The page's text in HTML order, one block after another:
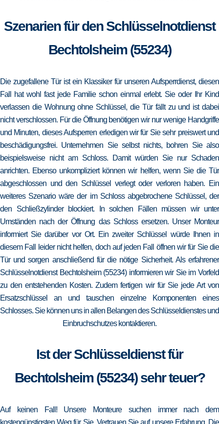
Szenarien für den Schlüsselnotdienst
Bechtolsheim (55234)
Die zugefallene Tür ist ein Klassiker für unseren Aufsperrdienst, diesen
Fall hat wohl fast jede Familie schon einmal erlebt. Sie oder Ihr Kind
verlassen die Wohnung ohne Schlüssel, die Tür fällt zu und ist dabei
nicht verschlossen. Für die Öffnung benötigen wir nur wenige Handgriffe
und Minuten, dieses Aufsperren erledigen wir für Sie sehr preiswert und
beschädigungsfrei. Unternehmen Sie selbst nichts, bohren Sie also
beispielsweise nicht am Schloss. Damit würden Sie nur Schaden
anrichten. Ebenso unkompliziert können wir helfen, wenn Sie die Tür
abgeschlossen und den Schlüssel verlegt oder verloren haben. Ein
weiteres Szenario wäre der im Schloss abgebrochene Schlüssel, der
den Schließzylinder blockiert. In solchen Fällen müssen wir unter
Umständen nach der Öffnung das Schloss ersetzen. Unser Monteur
informiert Sie darüber vor Ort. Ein zweiter Schlüssel würde Ihnen in
diesem Fall leider nicht helfen, doch auf jeden Fall öffnen wir für Sie die
Tür und sorgen anschließend für die nötige Sicherheit. Als erfahrener
Schlüsselnotdienst Bechtolsheim (55234) informieren wir Sie im Vorfeld
zu den entstehenden Kosten. Zudem fertigen wir für Sie jede Art von
Ersatzschlüssel an und tauschen einzelne Komponenten eines
Schlosses. Sie können uns in allen Belangen des Schlüsseldienstes und
Einbruchschutzes kontaktieren.
Ist der Schlüsseldienst für
Bechtolsheim (55234) sehr teuer?
Auf keinen Fall! Unsere Monteure suchen immer nach dem
kostengünstigsten Weg für Sie. Vertrauen Sie auf unsere Erfahrung. Die